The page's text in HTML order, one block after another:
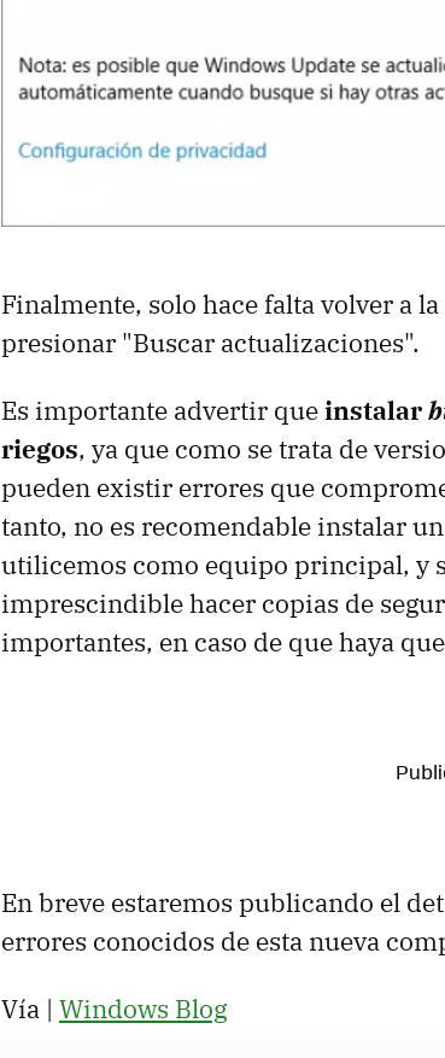
Finalmente, solo hace falta volver a
presionar "Buscar actualizaciones".
Es importante advertir queinstalar
riegos, ya que como se trata de
pueden existir errores que
tanto, no es recomendable instalar
utilicemos como equipo principal, y
imprescindible hacer copias de
importantes, en caso de que haya
En breve estaremos publicando el
errores conocidos de esta nueva
Vía | Windows Blog